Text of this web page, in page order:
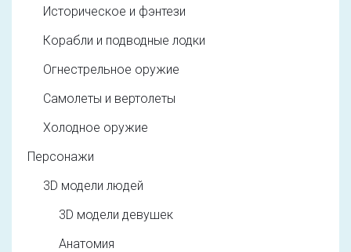
Историческое и фэнтези
Корабли и подводные лодки
Огнестрельное оружие
Самолеты и вертолеты
Холодное оружие
Персонажи
3D модели людей
3D модели девушек
Анатомия